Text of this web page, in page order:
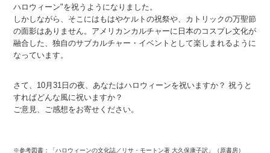
ハロウィーン"を祝うようになりました。
しかしながら、そこにはもはやケルトの祝祭や、カトリックの万聖節
の面影はありません。アメリカンカルチャーに日本のコスプレ文化が
融合した、独自のサブカルチャー・イベントとして楽しまれるように
なっています。
さて、10月31日の夜、あなたはハロウィーンを祝いますか？ 祝うと
すればどんな風に祝いますか？
ご意見、ご感想をお寄せください。
※参考図書：「ハロウィーンの文化誌／リサ・モートン著 大久保康子訳」（原書房）